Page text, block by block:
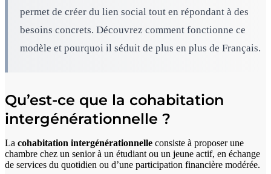
permet de créer du lien social tout en répondant à des
besoins concrets. Découvrez comment fonctionne ce
modèle et pourquoi il séduit de plus en plus de Français.
Qu’est-ce que la cohabitation
intergénérationnelle ?
La cohabitation intergénérationnelle consiste à proposer une
chambre chez un senior à un étudiant ou un jeune actif, en échange
de services du quotidien ou d’une participation financière modérée.